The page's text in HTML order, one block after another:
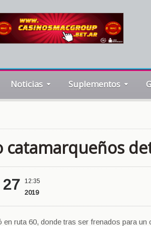
Noticias Suplementos
catamarqueños
12:35
2019
en ruta 60, donde tras ser frenados para